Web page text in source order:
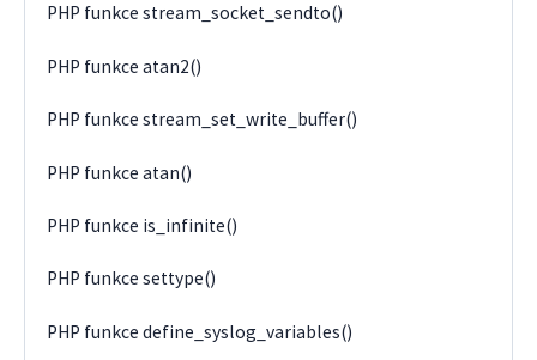
PHP funkce stream_socket_sendto()
PHP funkce atan2()
PHP funkce stream_set_write_buffer()
PHP funkce atan()
PHP funkce is_infinite()
PHP funkce settype()
PHP funkce define_syslog_variables()